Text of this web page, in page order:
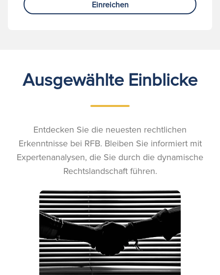
Einreichen
Ausgewählte Einblicke
Entdecken Sie die neuesten rechtlichen
Erkenntnisse bei RFB. Bleiben Sie informiert mit
Expertenanalysen, die Sie durch die dynamische
Rechtslandschaft führen.